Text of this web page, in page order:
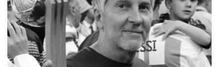
10
смягчении наказания для журналистки
Александры Алёховой
0 29